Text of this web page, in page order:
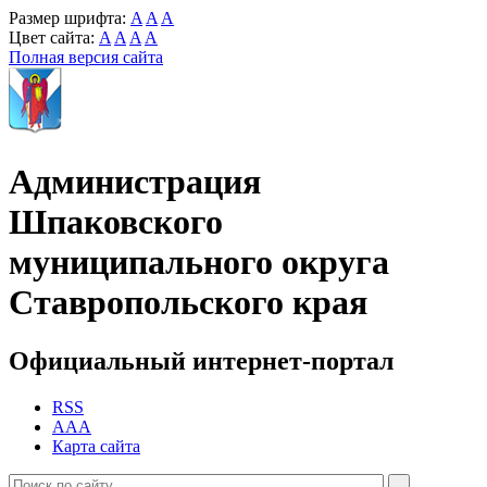
Размер шрифта: A A A
Цвет сайта: A A A A
Полная версия сайта
Администрация
Шпаковского
муниципального округа
Ставропольского края
Официальный интернет-портал
RSS
AAA
Карта сайта